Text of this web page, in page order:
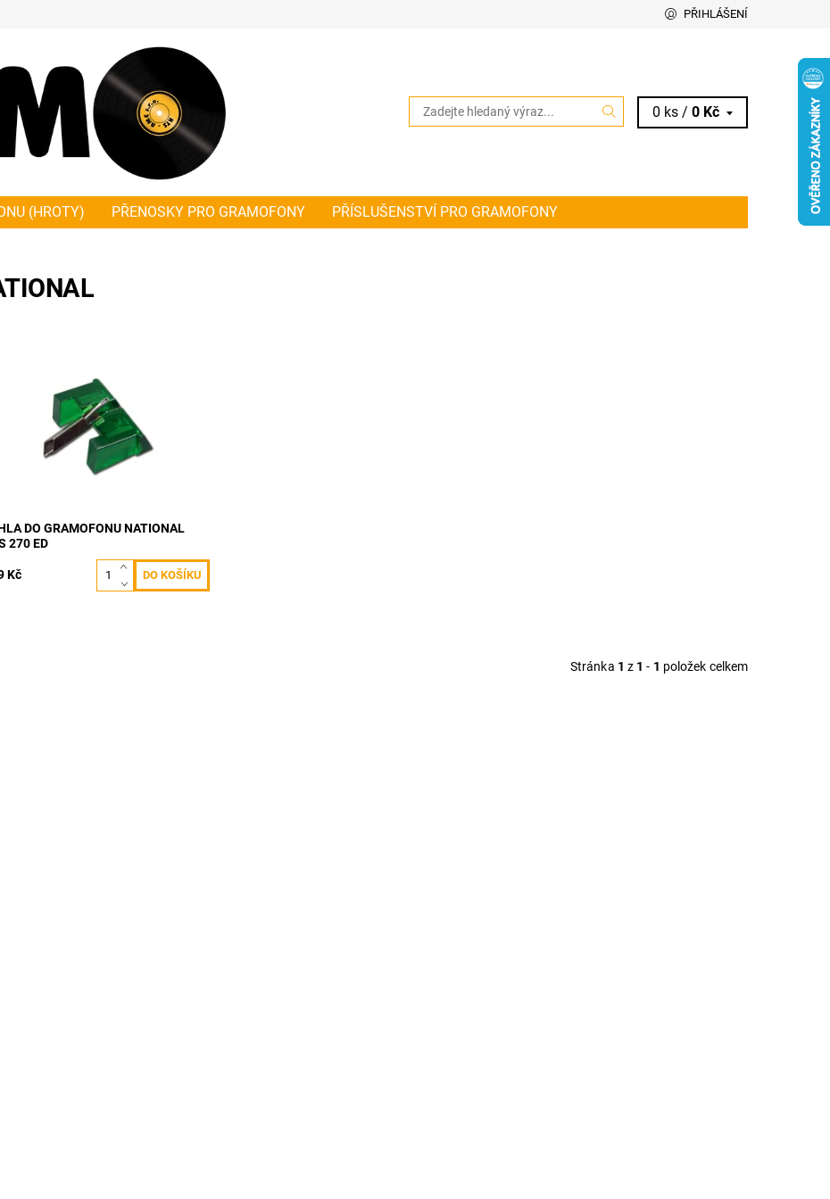
PŘIHLÁŠENÍ
0 ks /0 Kč
(HROTY) PŘENOSKY PRO GRAMOFONY
PŘÍSLUŠENSTVÍ PRO GRAMOFONY
OBCHODNÍ A DODACÍ PODMÍNKY PLATNÉ OD 1.1.2019
Skladem 3 ks
510M101500
NATIONAL
2 roky
DO GRAMOFONU NATIONAL
270 ED
Kč
Stránka 1 z 1 - 1 položek celkem